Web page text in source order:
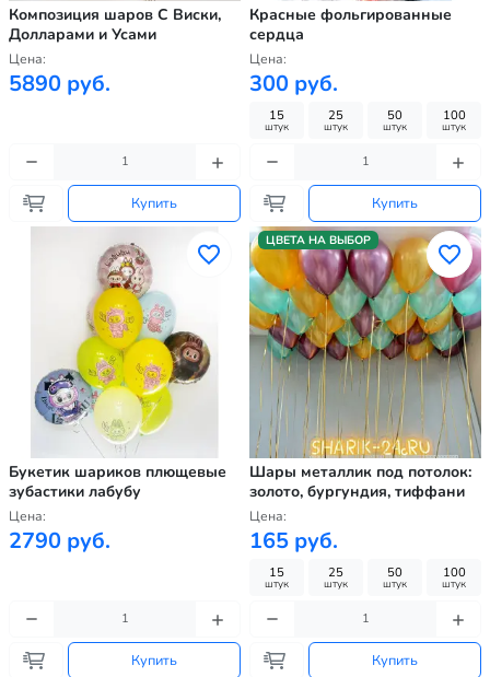
Композиция шаров С Виски,
Долларами и Усами
Цена:
5890 руб.
Купить
Красные фольгированные
сердца
Цена:
300 руб.
15
штук
25
штук
50
штук
100
штук
Купить
Букетик шариков плющевые
зубастики лабубу
Цена:
2790 руб.
Купить
ЦВЕТА НА ВЫБОР
Шары металлик под потолок:
золото, бургундия, тиффани
Цена:
165 руб.
15
штук
25
штук
50
штук
100
штук
Купить